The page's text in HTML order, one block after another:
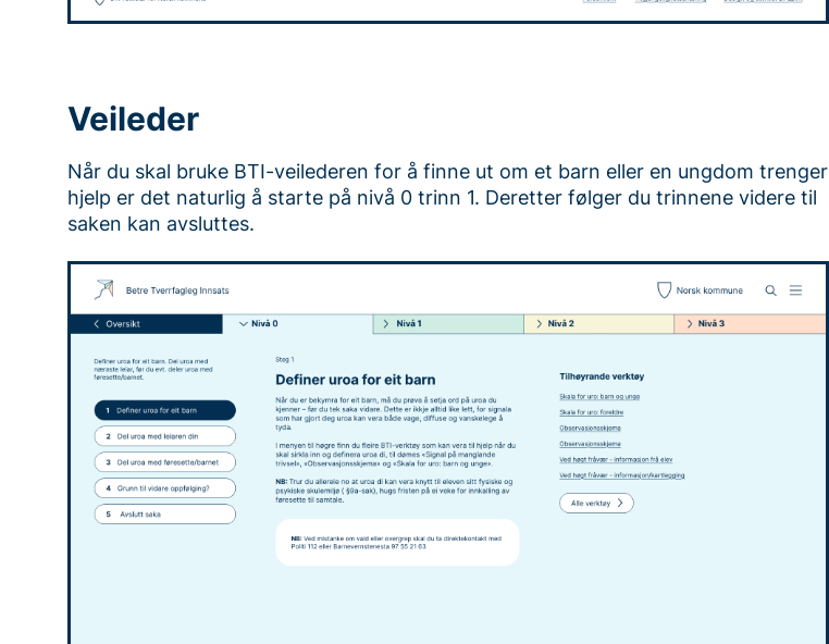
Veileder
Når du skal bruke BTI-veilederen for å finne ut om et barn eller en ungdom trenger
hjelp er det naturlig å starte på nivå 0 trinn 1. Deretter følger du trinnene videre til
saken kan avsluttes.